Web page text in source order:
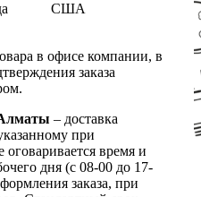
США
в офисе компании, в
заказа
– доставка
при
оговаривается время и
дня (с 08-00 до 17-
заказа, при